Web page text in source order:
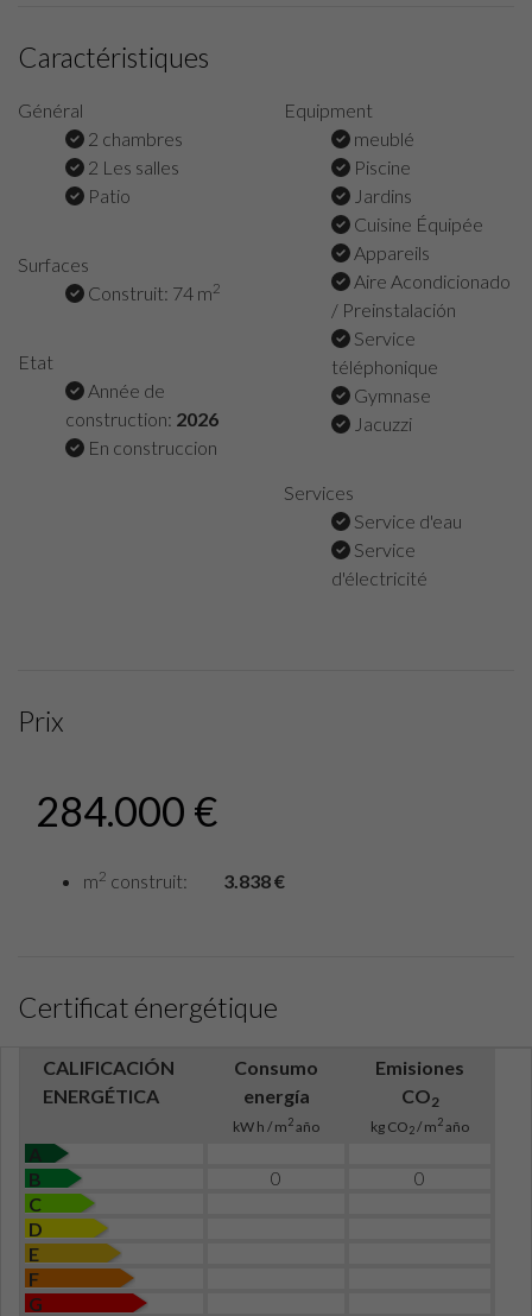
Caractéristiques
Général
2 chambres
2 Les salles
Patio
Surfaces
Construit: 74 m2
Etat
Année de
construction: 2026
En construccion
Equipment
meublé
Piscine
Jardins
Cuisine Équipée
Appareils
Aire Acondicionado
/ Preinstalación
Service
téléphonique
Gymnase
Jacuzzi
Services
Service d'eau
Service
d'électricité
Prix
284.000 €
m2 construit: 3.838 €
Certificat énergétique
CALIFICACIÓN
ENERGÉTICA
Consumo
energía
kW h / m2año
Emisiones
CO2
kg CO2/ m2año
A
B
0
0
C
D
E
F
G